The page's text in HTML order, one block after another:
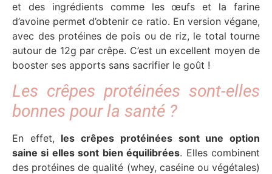
et des ingrédients comme les œufs et la farine
d’avoine permet d’obtenir ce ratio. En version végane,
avec des protéines de pois ou de riz, le total tourne
autour de 12g par crêpe. C’est un excellent moyen de
booster ses apports sans sacrifier le goût !
Les crêpes protéinées sont-elles
bonnes pour la santé ?
En effet, les crêpes protéinées sont une option
saine si elles sont bien équilibrées. Elles combinent
des protéines de qualité (whey, caséine ou végétales)